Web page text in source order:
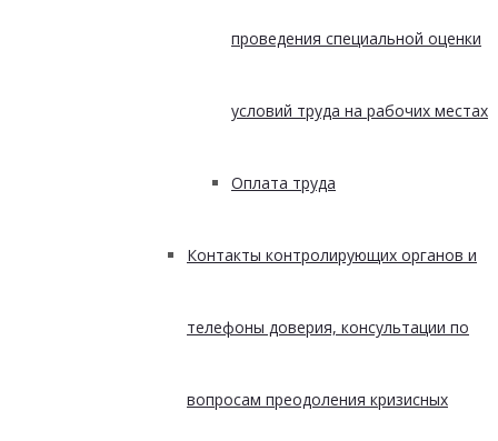
проведения специальной оценки
условий труда на рабочих местах
Оплата труда
Контакты контролирующих органов и
телефоны доверия, консультации по
вопросам преодоления кризисных